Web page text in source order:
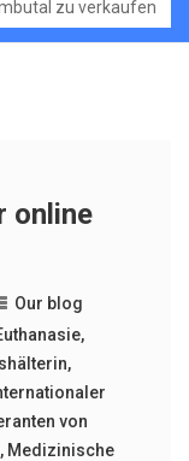
zu verkaufen
online
Our blog
,
,
von
, Medizinische